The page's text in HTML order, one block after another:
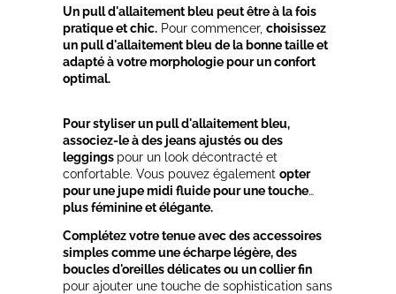
Un pull d'allaitement bleu peut être à la fois
pratique et chic. Pour commencer, choisissez
un pull d'allaitement bleu de la bonne taille et
adapté à votre morphologie pour un confort
optimal.
Pour styliser un pull d'allaitement bleu,
associez-le à des jeans ajustés ou des
leggings pour un look décontracté et
confortable. Vous pouvez également opter
pour une jupe midi fluide pour une touche
plus féminine et élégante.
Complétez votre tenue avec des accessoires
simples comme une écharpe légère, des
boucles d'oreilles délicates ou un collier fin
pour ajouter une touche de sophistication sans